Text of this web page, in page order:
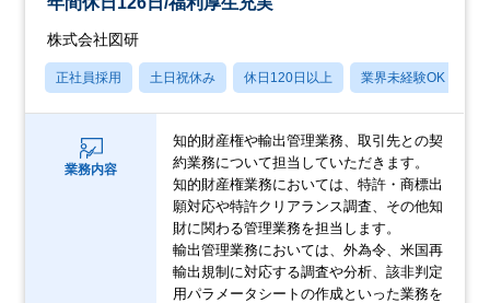
株式会社図研
正社員採用 土日祝休み 休日120日以上 業界未経験OK
業務内容
知的財産権や輸出管理業務、取引先との契
約業務について担当していただきます。
知的財産権業務においては、特許・商標出
願対応や特許クリアランス調査、その他知
財に関わる管理業務を担当します。
輸出管理業務においては、外為令、米国再
輸出規制に対応する調査や分析、該非判定
用パラメータシートの作成といった業務を